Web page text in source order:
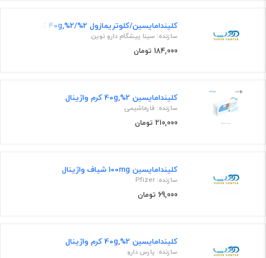
کلیندامایسین/کلوتریمازول 2%/2%,40g کرم واژینال
سازنده: سینا پیشگام دارو نوین
184,000 تومان
کلیندامایسین 2%,40g کرم واژینال
سازنده: فارماشیمی
210,000 تومان
کلیندامایسین 100mg شیاف واژینال
سازنده: Pfizer
69,000 تومان
کلیندامایسین 2%,40g کرم واژینال
سازنده: پارس دارو